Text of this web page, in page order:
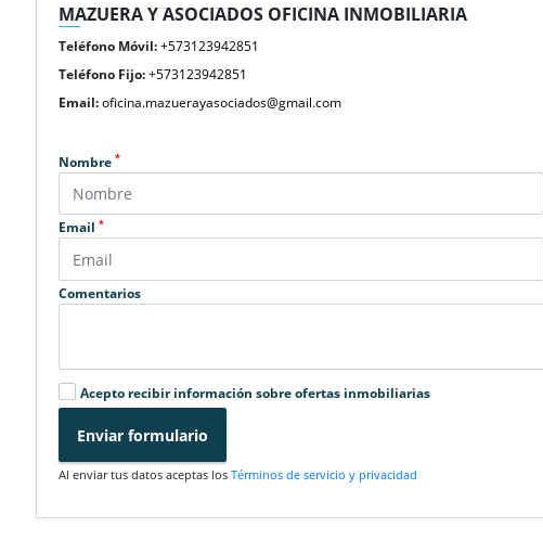
MAZUERA Y ASOCIADOS OFICINA INMOBILIARIA
Teléfono Móvil:+573123942851
Teléfono Fijo:+573123942851
Email:oficina.mazuerayasociados@gmail.com
Nombre*
Email*
Comentarios
Acepto recibir información sobre ofertas inmobiliarias
Enviar formulario
Al enviar tus datos aceptas losTérminos de servicio y privacidad